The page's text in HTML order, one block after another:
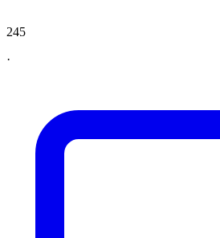
245
·